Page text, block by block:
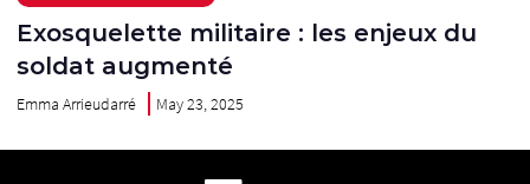
Exosquelette militaire : les enjeux du
soldat augmenté
Emma Arrieudarré May 23, 2025